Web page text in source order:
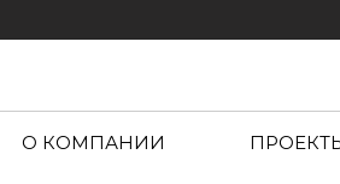
О КОМПАНИИ